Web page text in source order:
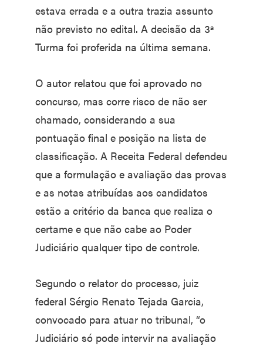
estava errada e a outra trazia assunto
não previsto no edital. A decisão da 3ª
Turma foi proferida na última semana.
O autor relatou que foi aprovado no
concurso, mas corre risco de não ser
chamado, considerando a sua
pontuação final e posição na lista de
classificação. A Receita Federal defendeu
que a formulação e avaliação das provas
e as notas atribuídas aos candidatos
estão a critério da banca que realiza o
certame e que não cabe ao Poder
Judiciário qualquer tipo de controle.
Segundo o relator do processo, juiz
federal Sérgio Renato Tejada Garcia,
convocado para atuar no tribunal, “o
Judiciário só pode intervir na avaliação